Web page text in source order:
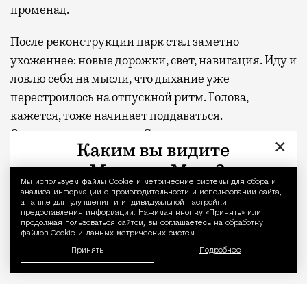
Уведомление
Мы используем файлы Сookie и метрические системы для сбора и
анализа информации о производительности и использовании сайта,
а также для улучшения и индивидуальной настройки
предоставления информации. Нажимая кнопку «Принять» или
продолжая пользоваться сайтом, вы соглашаетесь на обработку
файлов Cookie и данных метрических систем.
Принять Подробнее
променад.
После реконструкции парк стал заметно
ухоженнее: новые дорожки, свет, навигация. Иду и
ловлю себя на мысли, что дыхание уже
перестроилось на отпускной ритм. Голова,
кажется, тоже начинает поддаваться.
Окончательно сдаюсь в Сиреневом саду посреди
скульптур и беседок-ротонд, которые создают
неподдельное впечатление южного города.
Лазурь и липы
— Да ну этот Бодрум! Цены космос, и там одни
наши.
×